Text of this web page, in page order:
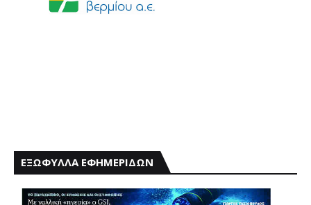
ΕΞΩΦΥΛΛΑ ΕΦΗΜΕΡΙΔΩΝ